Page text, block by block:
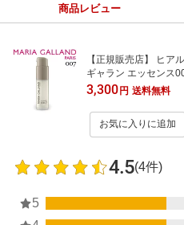
商品レビュー
【正規販売店】 ヒア
ギャラン エッセンス
3,300円 送料無料
お気に入りに追加
4.5(4件)
5